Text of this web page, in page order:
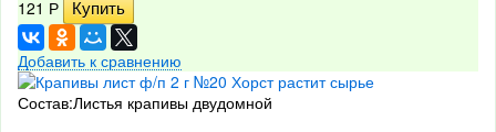
121 Р
Добавить к сравнению
Состав:Листья крапивы двудомной